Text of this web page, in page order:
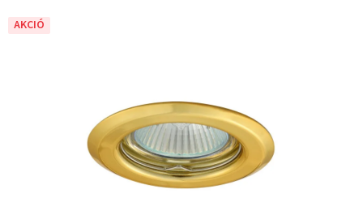
5-
AKCIÓ